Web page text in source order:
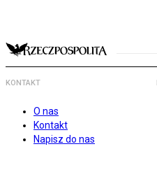
KONTAKT
O nas
Kontakt
Napisz do nas